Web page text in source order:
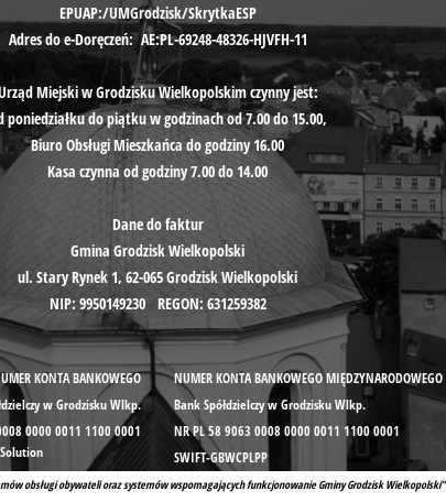
EPUAP:/UMGrodzisk/SkrytkaESP
Adres do e-Doręczeń: AE:PL-69248-48326-HJVFH-11
Miejski w Grodzisku Wielkopolskim czynny jest:
poniedziałku do piątku w godzinach od 7.00 do 15.00,
Biuro Obsługi Mieszkańca do godziny 16.00​​​​​​​
Kasa czynna od godziny 7.00 do 14.00
Dane do faktur
Gmina Grodzisk Wielkopolski
ul. Stary Rynek 1, 62-065 Grodzisk Wielkopolski
NIP: 9950149230 REGON: 631259382
KONTA BANKOWEGO
w Grodzisku Wlkp.
0000 0011 1100 0001
NUMER KONTA BANKOWEGO MIĘDZYNARODOWEGO
Bank Spółdzielczy w Grodzisku Wlkp.
NR PL 58 9063 0008 0000 0011 1100 0001
SWIFT-GBWCPLPP
obsługi obywateli oraz systemów wspomagających funkcjonowanie Gminy Grodzisk Wielkopolski”